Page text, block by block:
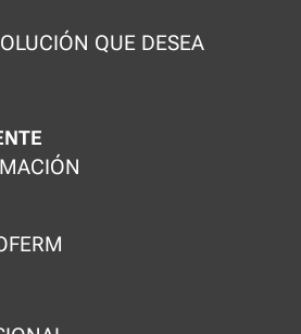
QUE DESEA